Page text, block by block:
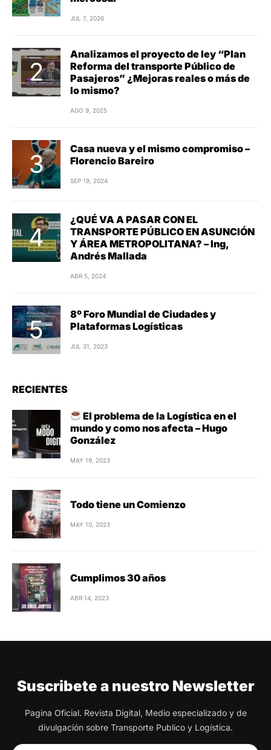
JUL 7, 2026
Analizamos el proyecto de ley “Plan
Reforma del transporte Público de
Pasajeros” ¿Mejoras reales o más de
lo mismo?
AGO 9, 2025
Casa nueva y el mismo compromiso –
Florencio Bareiro
SEP 19, 2024
¿QUÉ VA A PASAR CON EL
TRANSPORTE PÚBLICO EN ASUNCIÓN
Y ÁREA METROPOLITANA? – Ing,
Andrés Mallada
ABR 5, 2024
8º Foro Mundial de Ciudades y
Plataformas Logísticas
JUL 31, 2023
RECIENTES
El problema de la Logística en el
mundo y como nos afecta – Hugo
González
MAY 19, 2023
Todo tiene un Comienzo
MAY 10, 2023
Cumplimos 30 años
ABR 14, 2023
Suscribete a nuestro Newsletter
Pagina Oficial. Revista Digital, Medio especializado y de
divulgación sobre Transporte Publico y Logística.